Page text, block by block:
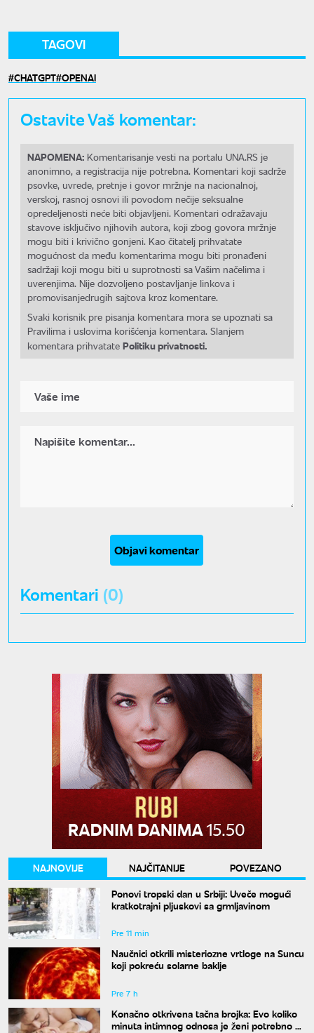
TAGOVI
CHATGPT OPENAI
Ostavite Vaš komentar:
NAPOMENA: Komentarisanje vesti na portalu UNA.RS je
anonimno, a registracija nije potrebna. Komentari koji sadrže
psovke, uvrede, pretnje i govor mržnje na nacionalnoj,
verskoj, rasnoj osnovi ili povodom nečije seksualne
opredeljenosti neće biti objavljeni. Komentari odražavaju
stavove isključivo njihovih autora, koji zbog govora mržnje
mogu biti i krivično gonjeni. Kao čitatelj prihvatate
mogućnost da među komentarima mogu biti pronađeni
sadržaji koji mogu biti u suprotnosti sa Vašim načelima i
uverenjima. Nije dozvoljeno postavljanje linkova i
promovisanjedrugih sajtova kroz komentare.
Svaki korisnik pre pisanja komentara mora se upoznati sa
Pravilima i uslovima korišćenja komentara. Slanjem
komentara prihvatate Politiku privatnosti.
Objavi komentar
Komentari (0)
NAJNOVIJE NAJČITANIJE
POVEZANO
Ponovi tropski dan u Srbiji: Uveče mogući
kratkotrajni pljuskovi sa grmljavinom
Pre 11 min
Naučnici otkrili misteriozne vrtloge na Suncu
koji pokreću solarne baklje
Pre 7 h
Konačno otkrivena tačna brojka: Evo koliko
minuta intimnog odnosa je ženi potrebno da